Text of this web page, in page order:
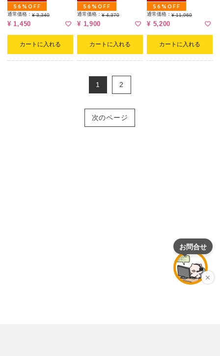
56%OFF
通常価格： ¥ 3,340
¥ 1,450
カートに入れる
56%OFF
通常価格：¥ 4,370
¥ 1,900
カートに入れる
56%OFF
通常価格：¥ 11,960
¥ 5,200
カートに入れる
1 2
次のページ